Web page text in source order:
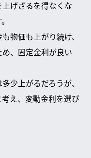
げざるを得なくな
物価も上がり続け、
、固定金利が良い
少上がるだろうが、
え、変動金利を選び